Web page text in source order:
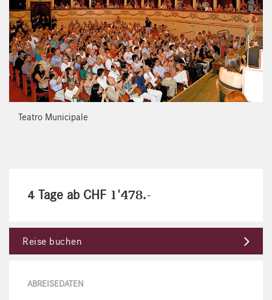
Teatro Municipale
4 Tage ab CHF 1'478.-
Reise buchen
ABREISEDATEN